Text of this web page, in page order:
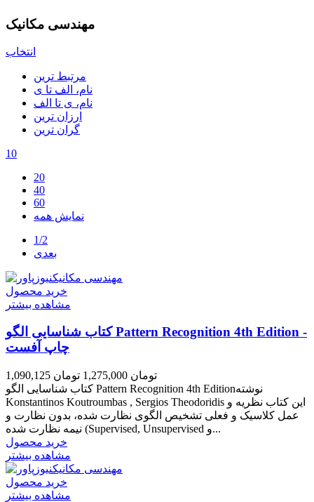
مهندسی مکانیک
انتخاب
مرتبط ترین
نام، الف تا ی
نام، ی تا الف
ارزان ترین
گران ترین
10
20
40
60
نمایش همه
1/2
بعدی
خرید محصول
مشاهده بیشتر
کتاب شناسایی الگو Pattern Recognition 4th Edition -
چاپ آفست
1,090,125 تومان 1,275,000 تومان
کتاب شناسایی الگو Pattern Recognition 4th Editionنوشته
Konstantinos Koutroumbas , Sergios Theodoridis این کتاب نظریه و
عمل کلاسیک و فعلی تشخیص الگوی نظارت شده، بدون نظارت و
نیمه نظارت شده (Supervised, Unsupervised و...
خرید محصول
مشاهده بیشتر
خرید محصول
مشاهده بیشتر